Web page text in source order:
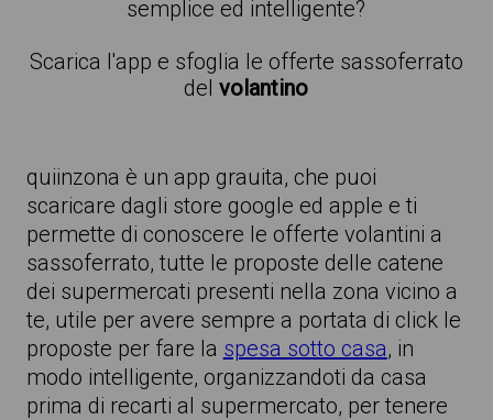
semplice ed intelligente?
Scarica l'app e sfoglia le offerte sassoferrato
delvolantino
quiinzona è un app grauita, che puoi
scaricare dagli store google ed apple e ti
permette di conoscere le offerte volantini a
sassoferrato, tutte le proposte delle catene
dei supermercati presenti nella zona vicino a
te, utile per avere sempre a portata di click le
proposte per fare la spesa sotto casa, in
modo intelligente, organizzandoti da casa
prima di recarti al supermercato, per tenere